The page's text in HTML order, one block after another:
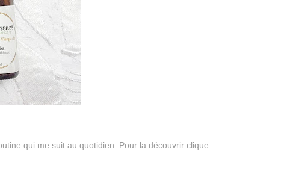
qui me suit au quotidien. Pour la découvrir clique